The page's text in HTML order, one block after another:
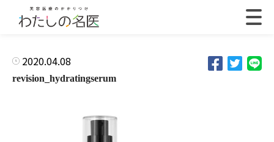
2020.04.08
revision_hydratingserum